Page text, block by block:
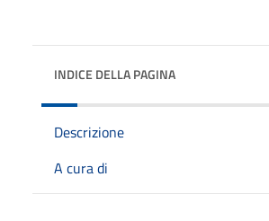
INDICE DELLA PAGINA
Descrizione
A cura di